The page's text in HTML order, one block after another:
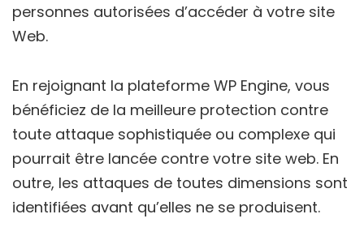
personnes autorisées d’accéder à votre site
Web.
En rejoignant la plateforme WP Engine, vous
bénéficiez de la meilleure protection contre
toute attaque sophistiquée ou complexe qui
pourrait être lancée contre votre site web. En
outre, les attaques de toutes dimensions sont
identifiées avant qu’elles ne se produisent.